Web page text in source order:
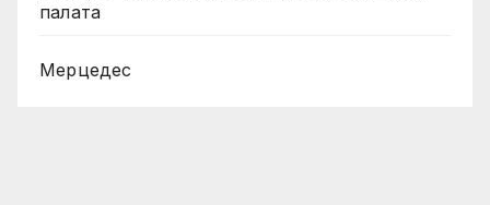
палaта
Мерцедес